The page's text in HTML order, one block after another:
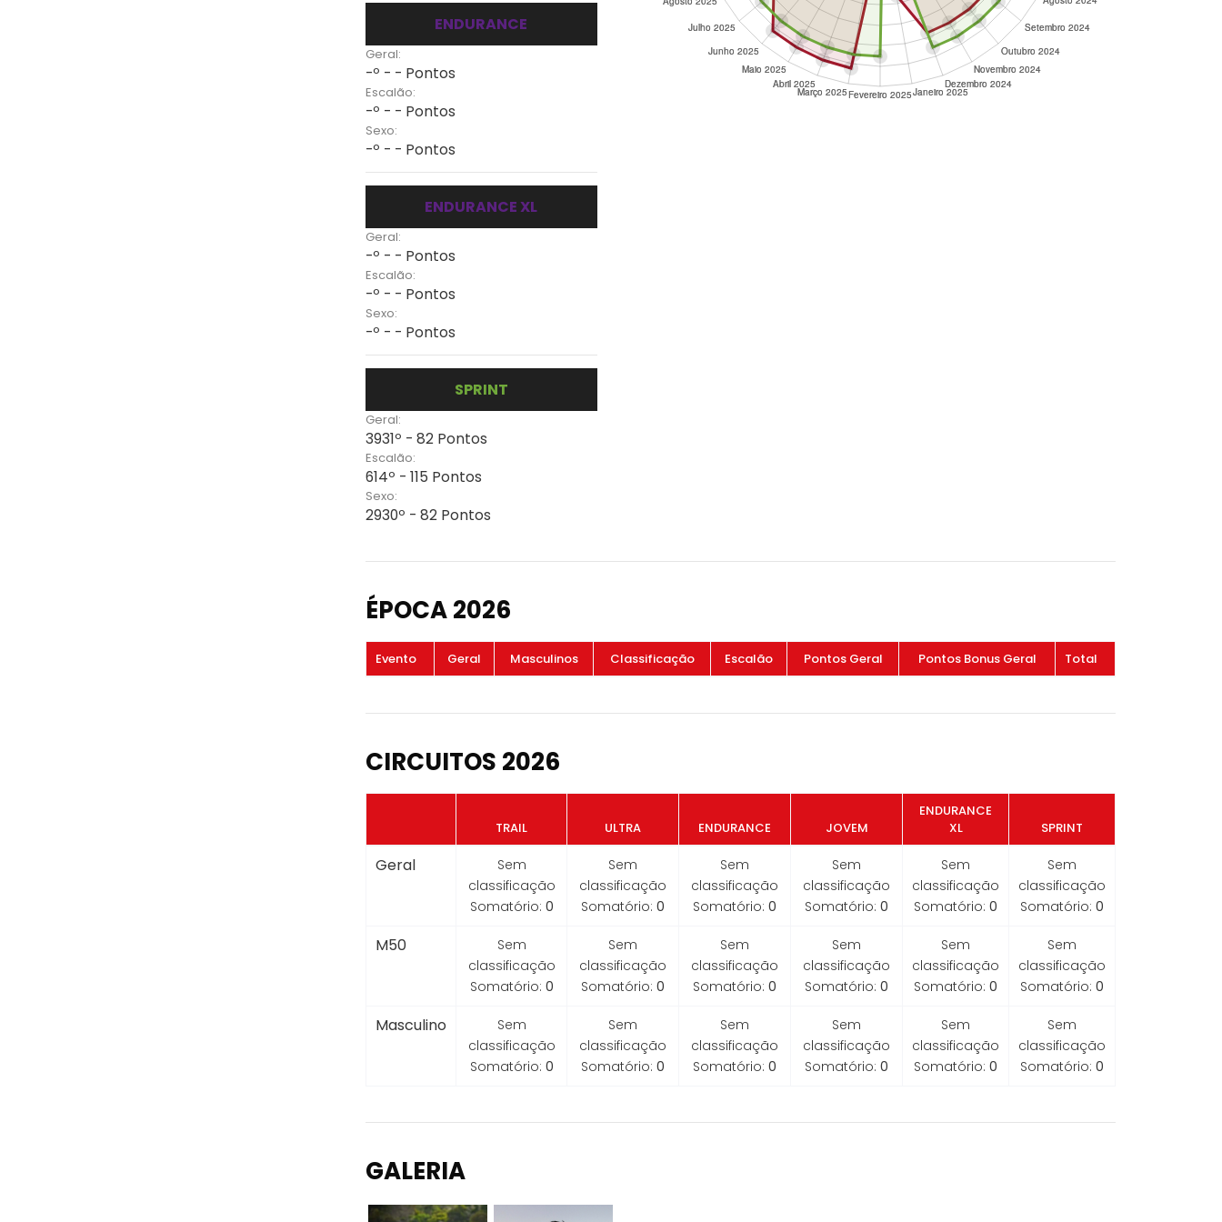
ENDURANCE
Geral:
-º - - Pontos
Escalão:
-º - - Pontos
Sexo:
-º - - Pontos
ENDURANCE XL
Geral:
-º - - Pontos
Escalão:
-º - - Pontos
Sexo:
-º - - Pontos
SPRINT
Geral:
3931º - 82 Pontos
Escalão:
614º - 115 Pontos
Sexo:
2930º - 82 Pontos
ÉPOCA 2026
Evento Geral Masculinos Classificação Escalão Pontos Geral Pontos Bonus Geral Total
CIRCUITOS 2026
TRAIL ULTRA ENDURANCE JOVEM
ENDURANCE
XL
SPRINT
Geral
Sem
classificação
Somatório: 0
Sem
classificação
Somatório: 0
Sem
classificação
Somatório: 0
Sem
classificação
Somatório: 0
Sem
classificação
Somatório: 0
Sem
classificação
Somatório: 0
M50
Sem
classificação
Somatório: 0
Sem
classificação
Somatório: 0
Sem
classificação
Somatório: 0
Sem
classificação
Somatório: 0
Sem
classificação
Somatório: 0
Sem
classificação
Somatório: 0
Masculino
Sem
classificação
Somatório: 0
Sem
classificação
Somatório: 0
Sem
classificação
Somatório: 0
Sem
classificação
Somatório: 0
Sem
classificação
Somatório: 0
Sem
classificação
Somatório: 0
GALERIA